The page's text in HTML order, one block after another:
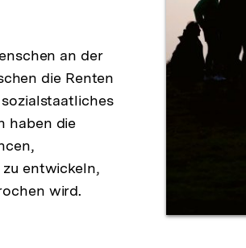
an der
die Renten
haben die
entwickeln,
wird.